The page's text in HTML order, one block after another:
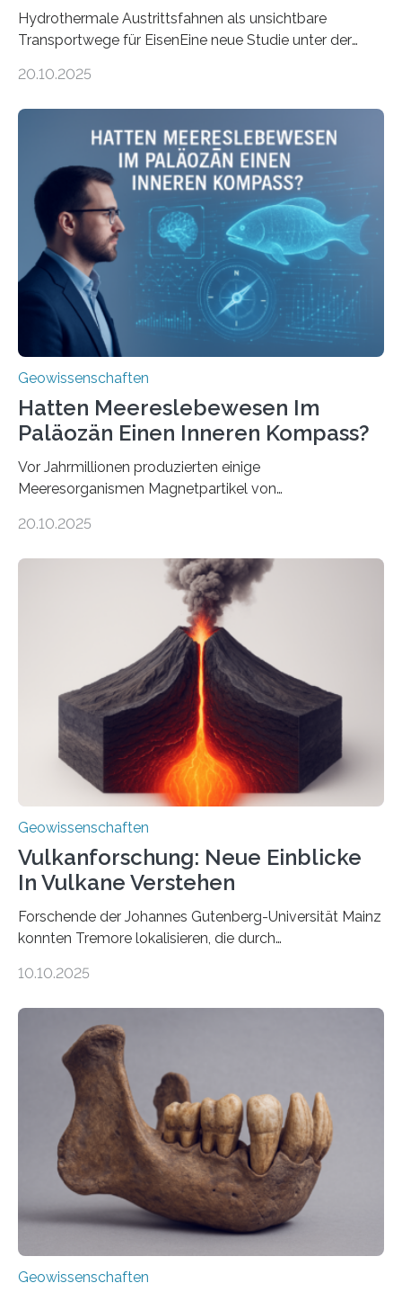
Hydrothermale Austrittsfahnen als unsichtbare
Transportwege für EisenEine neue Studie unter der
Umweltwissenschaften der Universität Bremen –
Meeresboden die Eisenverfügbarkeit und den globalen
Stoffkreislauf im Ozean prägen. Die Überblicksstudie
mit dem Titel „Iron’s Irony“ ist in Communications Earth
& Environment erschienen. Die Studie fasst bestehende
Forschungsergebnisse zusammen und interpretiert sie
neu, um zu erklären, wie Eisen, das aus hydrothermalen
Systemen freigesetzt wird, über ganze Ozeanbecken
transportiert werden kann. „Das…
20.10.2025
Geowissenschaften
Hatten Meereslebewesen Im
Paläozän Einen Inneren Kompass?
Vor Jahrmillionen produzierten einige
Meeresorganismen Magnetpartikel von
Sedimenten zu finden sind. Nun ist es einem
Domänen auf einem dieser „Riesenmagnetfossilien” mit
einer raffinierten Methode an der Diamond-
Röntgenquelle zu kartieren. Ihre Analyse zeigt, dass
diese Partikel es den Organismen ermöglicht haben
könnten, winzige Schwankungen sowohl in der
Richtung als auch in der Intensität des Erdmagnetfelds
wahrzunehmen. Dadurch konnten sie sich verorten und
über den Ozean navigieren. Vor einigen Jahren…
20.10.2025
Geowissenschaften
Vulkanforschung: Neue Einblicke
In Vulkane Verstehen
Forschende der Johannes Gutenberg-Universität Mainz
konnten Tremore lokalisieren, die durch
Vulkan? Was passiert in der Erde darunter? Wo
erzeugt durch Magma oder Gase, die sich durch
Schlote einen Weg nach oben bahnen? Jun.-Prof. Dr.
Miriam Christina Reiss, Vulkanseismologin an der
Johannes Gutenberg-Universität Mainz (JGU), und ihr
Team haben am Vulkan Oldoinyo Lengai in Tansania
solche Tremore lokalisiert. „Wir konnten die Tremore
nicht nur nachweisen, sondern ihren Ort in…
10.10.2025
Geowissenschaften